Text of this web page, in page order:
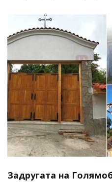
Задругата на